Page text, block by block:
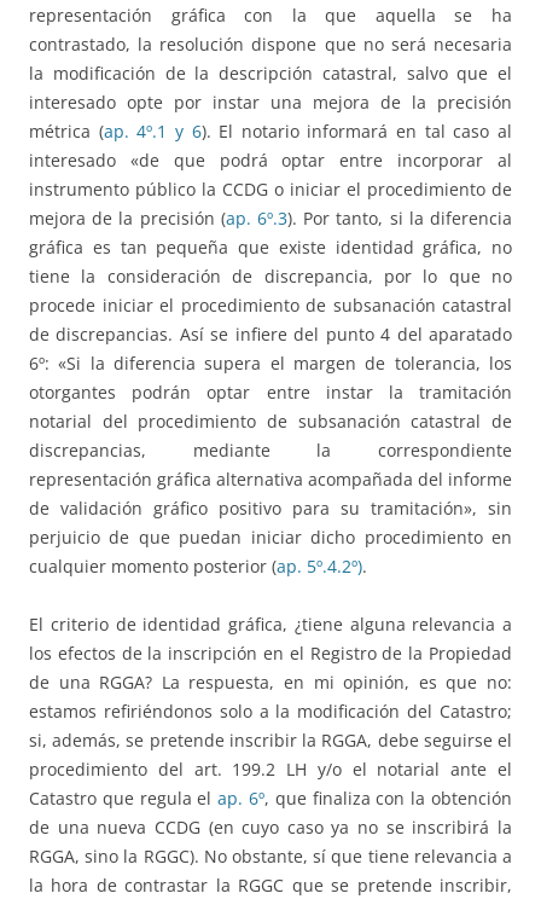
representación gráfica con la que aquella se ha
contrastado, la resolución dispone que no será necesaria
la modificación de la descripción catastral, salvo que el
interesado opte por instar una mejora de la precisión
métrica (ap. 4º.1 y 6). El notario informará en tal caso al
interesado «de que podrá optar entre incorporar al
instrumento público la CCDG o iniciar el procedimiento de
mejora de la precisión (ap. 6º.3). Por tanto, si la diferencia
gráfica es tan pequeña que existe identidad gráfica, no
tiene la consideración de discrepancia, por lo que no
procede iniciar el procedimiento de subsanación catastral
de discrepancias. Así se infiere del punto 4 del aparatado
6º: «Si la diferencia supera el margen de tolerancia, los
otorgantes podrán optar entre instar la tramitación
notarial del procedimiento de subsanación catastral de
discrepancias, mediante la correspondiente
representación gráfica alternativa acompañada del informe
de validación gráfico positivo para su tramitación», sin
perjuicio de que puedan iniciar dicho procedimiento en
cualquier momento posterior (ap. 5º.4.2º).
El criterio de identidad gráfica, ¿tiene alguna relevancia a
los efectos de la inscripción en el Registro de la Propiedad
de una RGGA? La respuesta, en mi opinión, es que no:
estamos refiriéndonos solo a la modificación del Catastro;
si, además, se pretende inscribir la RGGA, debe seguirse el
procedimiento del art. 199.2 LH y/o el notarial ante el
Catastro que regula elap. 6º, que finaliza con la obtención
de una nueva CCDG (en cuyo caso ya no se inscribirá la
RGGA, sino la RGGC). No obstante, sí que tiene relevancia a
la hora de contrastar la RGGC que se pretende inscribir,